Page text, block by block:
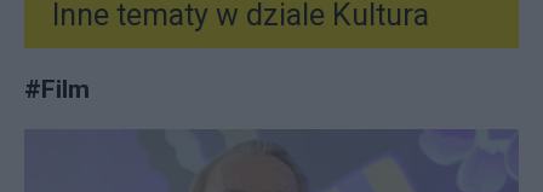
Inne tematy w dziale Kultura
#Film